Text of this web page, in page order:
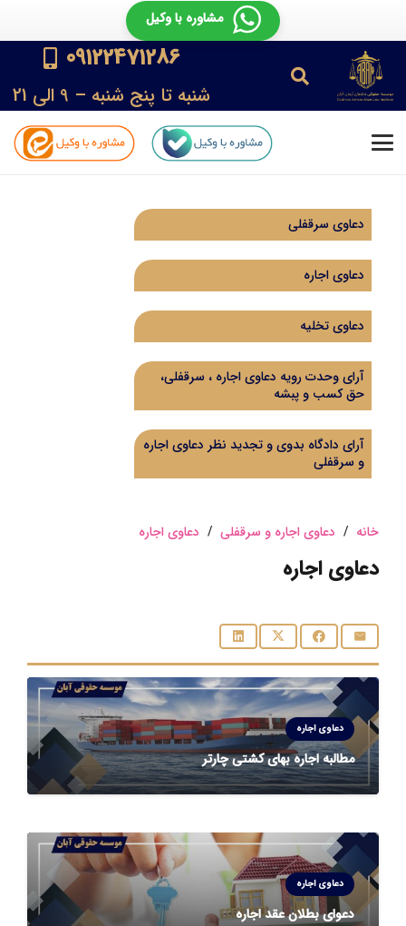
مشاوره با وکیل
09122471286
شنبه تا پنج شنبه – 9 الی 21
دعاوی سرقفلی
دعاوی اجاره
دعاوی تخلیه
آرای وحدت رویه دعاوی اجاره ، سرقفلی،
حق کسب و پبشه
آرای دادگاه بدوی و تجدید نظر دعاوی اجاره
و سرقفلی
خانه / دعاوی اجاره و سرقفلی / دعاوی اجاره
دعاوی اجاره
دعاوی اجاره
مطالبه اجاره بهای کشتی چارتر
دعاوی اجاره
دعوای بطلان عقد اجاره